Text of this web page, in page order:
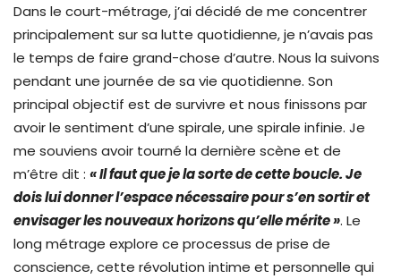
Dans le court-métrage, j’ai décidé de me concentrer
principalement sur sa lutte quotidienne, je n’avais pas
le temps de faire grand-chose d’autre. Nous la suivons
pendant une journée de sa vie quotidienne. Son
principal objectif est de survivre et nous finissons par
avoir le sentiment d’une spirale, une spirale infinie. Je
me souviens avoir tourné la dernière scène et de
m’être dit : « Il faut que je la sorte de cette boucle. Je
dois lui donner l’espace nécessaire pour s’en sortir et
envisager les nouveaux horizons qu’elle mérite ». Le
long métrage explore ce processus de prise de
conscience, cette révolution intime et personnelle qui